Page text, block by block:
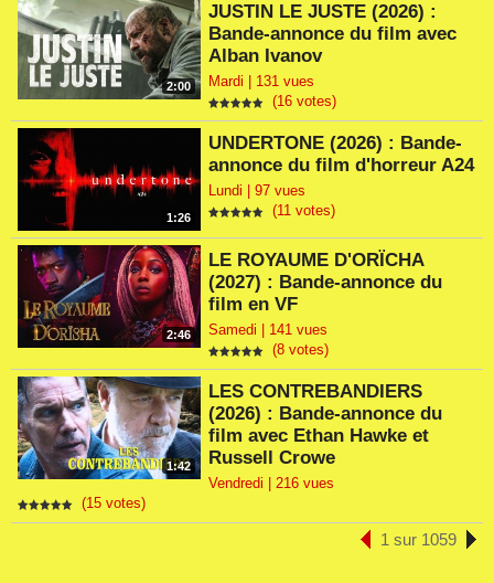
2:00
JUSTIN LE JUSTE (2026) :
Bande-annonce du film avec
Alban Ivanov
Mardi | 131 vues
(16 votes)
1:26
UNDERTONE (2026) : Bande-
annonce du film d'horreur A24
Lundi | 97 vues
(11 votes)
2:46
LE ROYAUME D'ORÏCHA
(2027) : Bande-annonce du
film en VF
Samedi | 141 vues
(8 votes)
1:42
LES CONTREBANDIERS
(2026) : Bande-annonce du
film avec Ethan Hawke et
Russell Crowe
Vendredi | 216 vues
(15 votes)
1 sur 1059